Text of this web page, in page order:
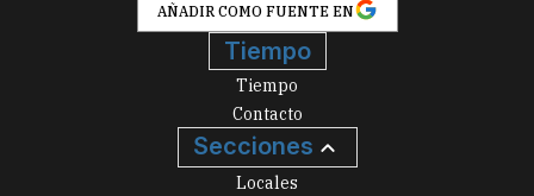
AÑADIR COMO FUENTE EN
Tiempo
Tiempo
Contacto
Secciones
Locales